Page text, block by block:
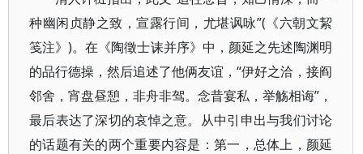
种幽闲贞静之致，宣露行间，尤堪讽咏”(《六朝文絜
笺注》)。在《陶徵士诔并序》中，颜延之先述陶渊明
的品行德操，然后追述了他俩友谊，“伊好之洽，接阎
邻舍，宵盘昼憩，非舟非驾。念昔宴私，举觞相诲”，
最后表达了深切的哀悼之意。从中引申出与我们讨论
的话题有关的两个重要内容是：第一，总体上，颜延